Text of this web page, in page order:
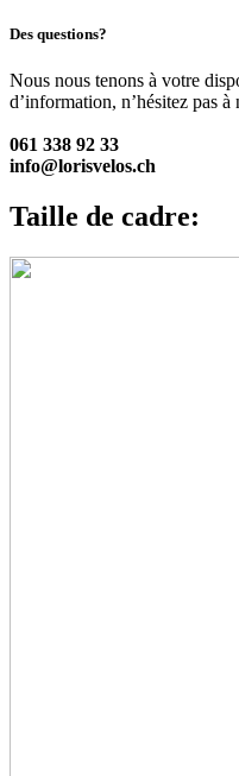
Des questions?
Nous nous tenons à votre
d’information, n’hésitez pas à
061 338 92 33
info@lorisvelos.ch
Taille de cadre: